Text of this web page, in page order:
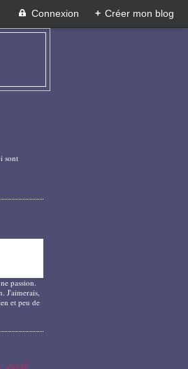
Connexion + Créer mon blog
sont
passion.
J'aimerais,
et peu de